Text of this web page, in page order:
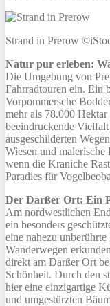
Strand in Prerow
Natur pur erleben:
Die Umgebung von
Fahrradtouren ein. Ein
Vorpommersche
mehr als 78.000
beeindruckende
ausgeschilderten
Wiesen und
wenn die Kraniche
Paradies für
Der Darßer Ort: Ein
Am nordwestlichen
ein besonders
eine nahezu
Wanderwegen
direkt am Darßer Ort
Schönheit. Durch den
hier eine einzigartige
und umgestürzten